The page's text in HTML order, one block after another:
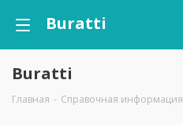
Buratti
Buratti
Главная - Справочная информация